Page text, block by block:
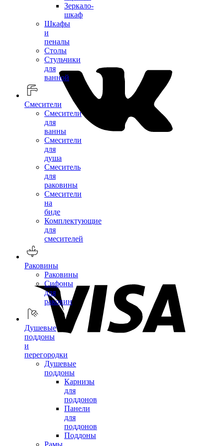
Зеркало-
шкаф
Шкафы
и
пеналы
Столы
Стульчики
для
ванной
Смесители
Смесители
для
ванны
Смесители
для
душа
Смеситель
для
раковины
Смесители
на
биде
Комплектующие
для
смесителей
Раковины
Раковины
Сифоны
для
раковин
Душевые
поддоны
и
перегородки
Душевые
поддоны
Карнизы
для
поддонов
Панели
для
поддонов
Поддоны